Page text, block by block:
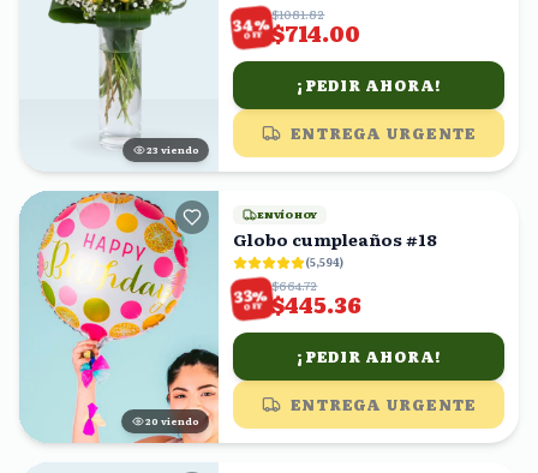
22 viendo
34%
OFF
$1081.82
$714.00
¡PEDIR AHORA!
ENTREGA URGENTE
21 viendo
ENVÍO HOY
Globo cumpleaños #18
(5,594)
33%
OFF
$664.72
$445.36
¡PEDIR AHORA!
ENTREGA URGENTE